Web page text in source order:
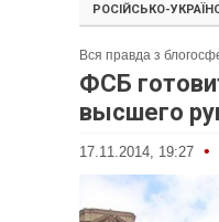
РОСІЙСЬКО-
Вся правда з
ФСБ
высшего
17.11.2014, 19:27 •